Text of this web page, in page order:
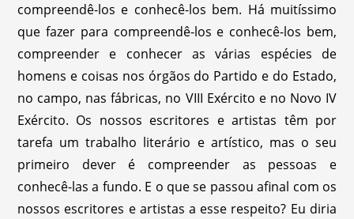
compreendê-los e conhecê-los bem. Há muitíssimo
que fazer para compreendê-los e conhecê-los bem,
compreender e conhecer as várias espécies de
homens e coisas nos órgãos do Partido e do Estado,
no campo, nas fábricas, no VIII Exército e no Novo IV
Exército. Os nossos escritores e artistas têm por
tarefa um trabalho literário e artístico, mas o seu
primeiro dever é compreender as pessoas e
conhecê-las a fundo. E o que se passou afinal com os
nossos escritores e artistas a esse respeito? Eu diria